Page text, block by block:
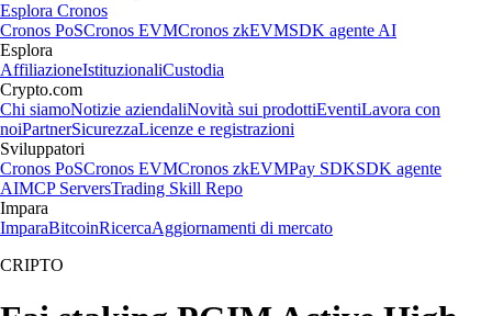
Esplora Cronos
Cronos PoSCronos EVMCronos zkEVMSDK agente AI
Esplora
AffiliazioneIstituzionaliCustodia
Crypto.com
Chi siamoNotizie aziendaliNovità sui prodottiEventiLavora con
noiPartnerSicurezzaLicenze e registrazioni
Sviluppatori
Cronos PoSCronos EVMCronos zkEVMPay SDKSDK agente
AIMCP ServersTrading Skill Repo
Impara
ImparaBitcoinRicercaAggiornamenti di mercato
CRIPTO